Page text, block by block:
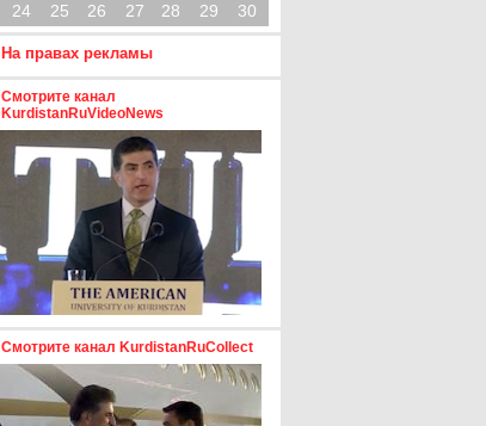
24
25 26 27 28 29 30
На правах рекламы
Смотрите канал
KurdistanRuVideoNews
Смотрите канал KurdistanRuCollect